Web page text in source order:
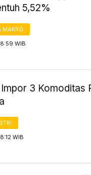
5,52%
MAKRO
WIB
3 Komoditas
WIB